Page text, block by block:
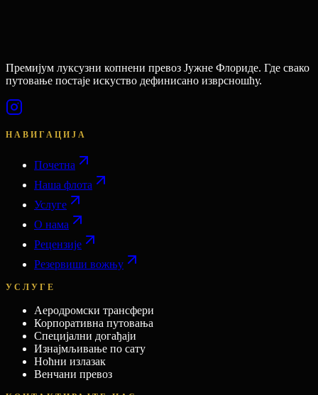
Премијум луксузни копнени превоз Јужне Флориде. Где свако
путовање постаје искуство дефинисано изврсношћу.
НАВИГАЦИЈА
Почетна
Наша флота
Услуге
О нама
Рецензије
Резервиши вожњу
УСЛУГЕ
Аеродромски трансфери
Корпоративна путовања
Специјални догађаји
Изнајмљивање по сату
Ноћни излазак
Венчани превоз